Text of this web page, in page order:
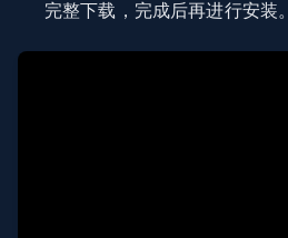
完整下载，完成后再进行安装。